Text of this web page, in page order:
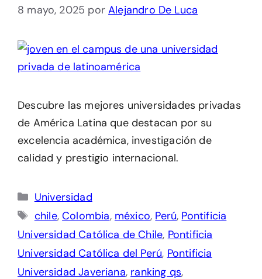
8 mayo, 2025 porAlejandro De Luca
Descubre las mejores universidades privadas
de América Latina que destacan por su
excelencia académica, investigación de
calidad y prestigio internacional.
Categorías
Universidad
Etiquetas
chile,Colombia, méxico, Perú, Pontificia
Universidad Católica de Chile, Pontificia
Universidad Católica del Perú, Pontificia
Universidad Javeriana, ranking qs,